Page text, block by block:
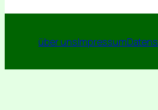
über unsImpressum